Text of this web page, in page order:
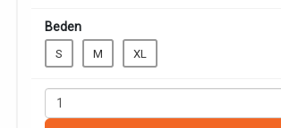
Beden
S M XL